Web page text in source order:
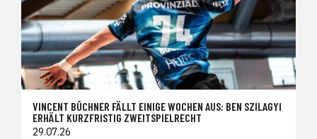
VINCENT BÜCHNER FÄLLT EINIGE WOCHEN AUS: BEN SZILAGYI
ERHÄLT KURZFRISTIG ZWEITSPIELRECHT
29.07.26